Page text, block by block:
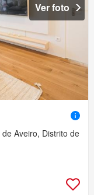
Ver foto
Aveiro, Distrito de